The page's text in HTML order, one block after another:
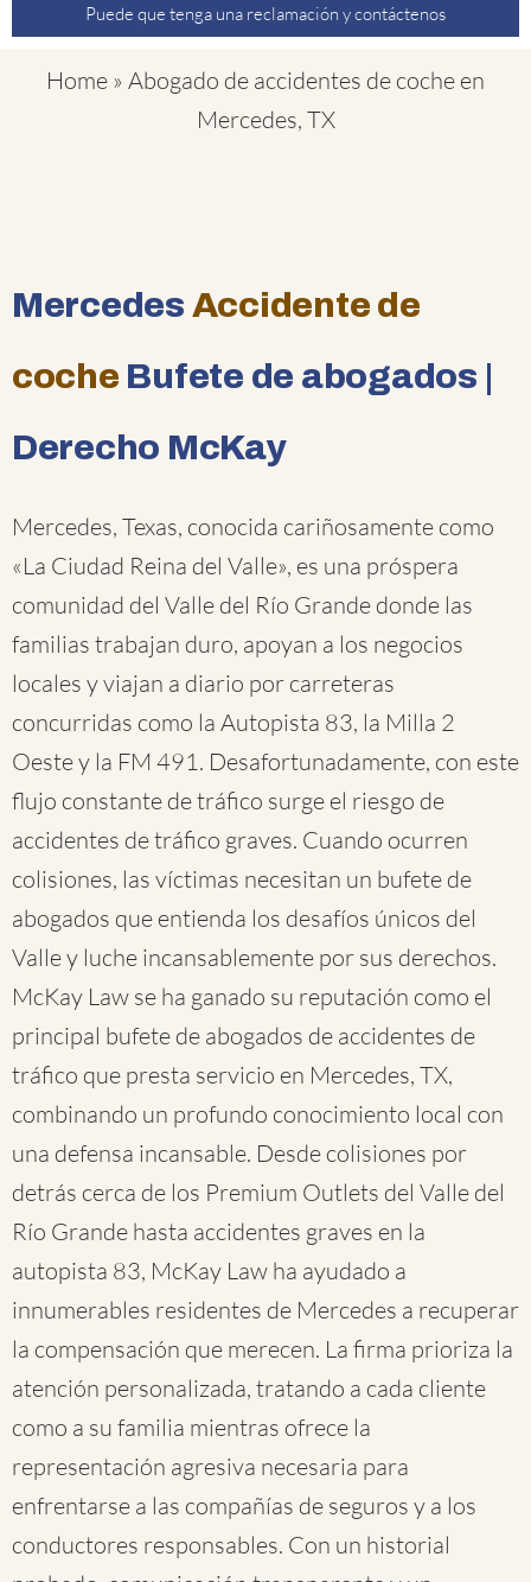
Puede que tenga una reclamación y contáctenos
Home » Abogado de accidentes de coche en
Mercedes, TX
Mercedes Accidente de
coche Bufete de abogados |
Derecho McKay
Mercedes, Texas, conocida cariñosamente como
«La Ciudad Reina del Valle», es una próspera
comunidad del Valle del Río Grande donde las
familias trabajan duro, apoyan a los negocios
locales y viajan a diario por carreteras
concurridas como la Autopista 83, la Milla 2
Oeste y la FM 491. Desafortunadamente, con este
flujo constante de tráfico surge el riesgo de
accidentes de tráfico graves. Cuando ocurren
colisiones, las víctimas necesitan un bufete de
abogados que entienda los desafíos únicos del
Valle y luche incansablemente por sus derechos.
McKay Law se ha ganado su reputación como el
principal bufete de abogados de accidentes de
tráfico que presta servicio en Mercedes, TX,
combinando un profundo conocimiento local con
una defensa incansable. Desde colisiones por
detrás cerca de los Premium Outlets del Valle del
Río Grande hasta accidentes graves en la
autopista 83, McKay Law ha ayudado a
innumerables residentes de Mercedes a recuperar
la compensación que merecen. La firma prioriza la
atención personalizada, tratando a cada cliente
como a su familia mientras ofrece la
representación agresiva necesaria para
enfrentarse a las compañías de seguros y a los
conductores responsables. Con un historial